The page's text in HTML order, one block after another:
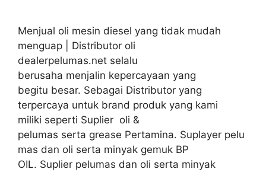
Menjual oli mesin diesel yang tidak mudah
menguap | Distributor oli
dealerpelumas.net selalu
berusaha menjalin kepercayaan yang
begitu besar. Sebagai Distributor yang
terpercaya untuk brand produk yang kami
miliki seperti Suplier oli &
pelumas serta grease Pertamina. Suplayer pelu
mas dan oli serta minyak gemuk BP
OIL. Suplier pelumas dan oli serta minyak